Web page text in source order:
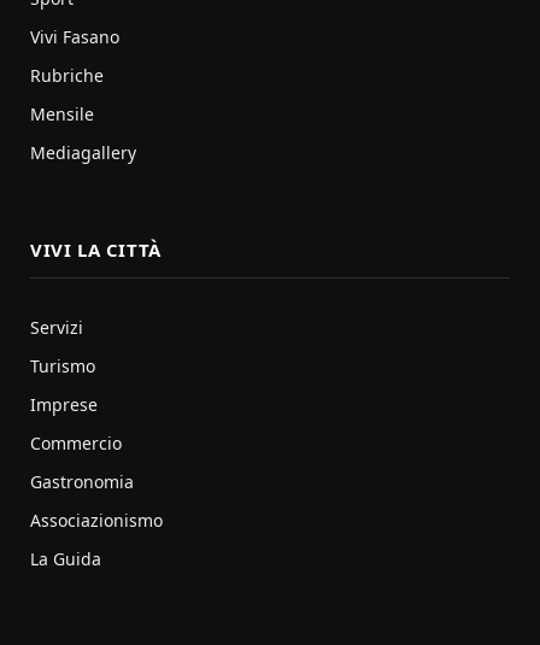
Vivi Fasano
Rubriche
Mensile
Mediagallery
VIVI LA CITTÀ
Servizi
Turismo
Imprese
Commercio
Gastronomia
Associazionismo
La Guida